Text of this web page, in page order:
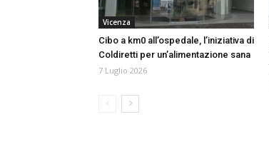
Vicenza
Cibo a km0 all’ospedale, l’iniziativa di
Coldiretti per un’alimentazione sana
7 Luglio 2026